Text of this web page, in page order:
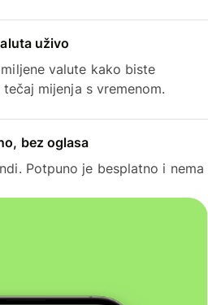
uživo
valute kako biste
mijenja s vremenom.
bez oglasa
Potpuno je besplatno i nema